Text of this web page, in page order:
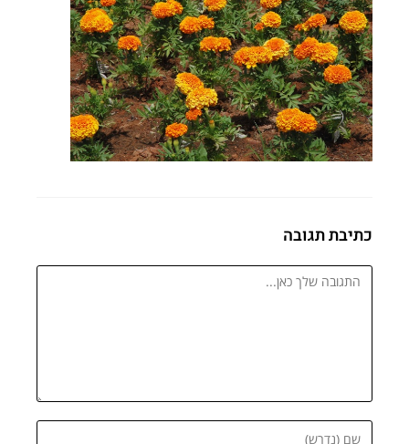
כתיבת תגובה